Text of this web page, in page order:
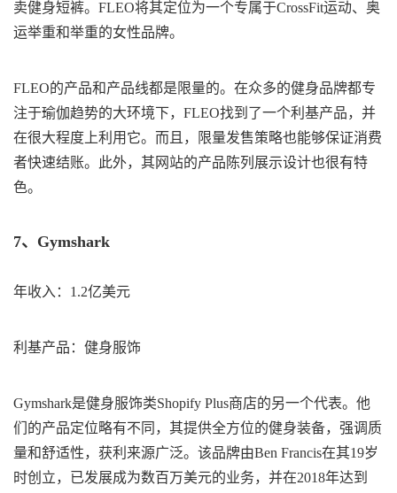
卖健身短裤。FLEO将其定位为一个专属于CrossFit运动、奥
运举重和举重的女性品牌。
FLEO的产品和产品线都是限量的。在众多的健身品牌都专
注于瑜伽趋势的大环境下，FLEO找到了一个利基产品，并
在很大程度上利用它。而且，限量发售策略也能够保证消费
者快速结账。此外，其网站的产品陈列展示设计也很有特
色。
7、Gymshark
年收入：1.2亿美元
利基产品：健身服饰
Gymshark是健身服饰类Shopify Plus商店的另一个代表。他
们的产品定位略有不同，其提供全方位的健身装备，强调质
量和舒适性，获利来源广泛。该品牌由Ben Francis在其19岁
时创立，已发展成为数百万美元的业务，并在2018年达到